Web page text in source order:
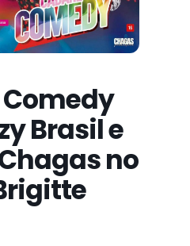
Brasil e
no